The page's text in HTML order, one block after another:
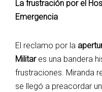
La frustración por el
Emergencia
El reclamo por la
Militares una bandera
frustraciones. Miranda
se llegó a preacordar